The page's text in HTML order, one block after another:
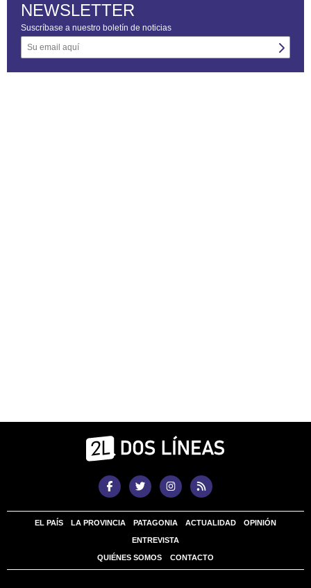
NEWSLETTER
Suscríbase a nuestro boletín de noticias
EL PAÍS LA PROVINCIA PATAGONIA ACTUALIDAD OPINIÓN
ENTREVISTA
QUIÉNES SOMOS CONTACTO